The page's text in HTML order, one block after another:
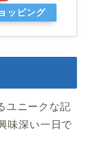
ッピング
ユニークな記
味深い一日で